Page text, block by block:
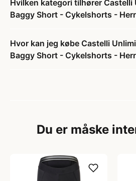
Hvilken kategori tilhører
Baggy Short - Cykelshorts -
Hvor kan jeg købe Castelli
Baggy Short - Cykelshorts -
Du er måske